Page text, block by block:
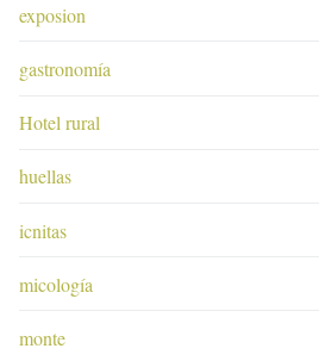
exposion
gastronomía
Hotel rural
huellas
icnitas
micología
monte